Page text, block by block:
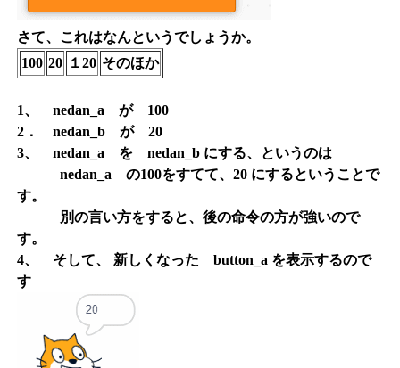
さて、これはなんというでしょうか。
100 20 １20 そのほか
1、 nedan_a が 100
2． nedan_b が 20
3、 nedan_a を nedan_b にする、というのは
nedan_a の100をすてて、20 にするということで
す。
別の言い方をすると、後の命令の方が強いので
す。
4、 そして、 新しくなった button_a を表示するので
す